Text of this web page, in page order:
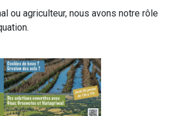
ou agriculteur, nous avons notre rôle